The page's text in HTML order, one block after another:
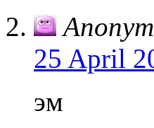
25 April
эм